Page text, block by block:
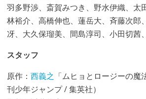
羽多野渉、斎賀みつき、野水伊織、太
林裕介、高橋伸也、蓮岳大、斉藤次郎
冴、大久保瑠美、間島淳司、小田切茜
スタッフ
原作： 西義之 「ムヒョとロージーの
刊少年ジャンプ / 集英社）